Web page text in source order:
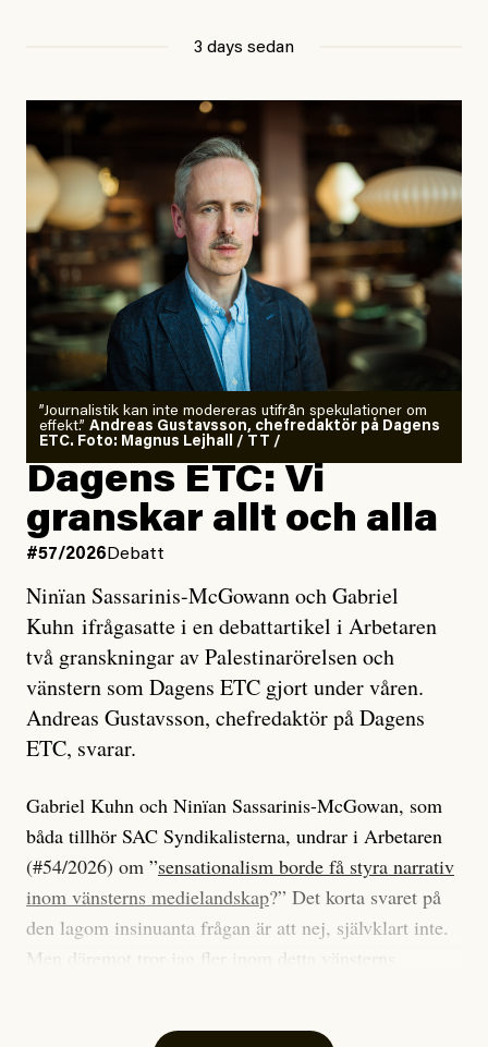
3 days sedan
”Journalistik kan inte modereras utifrån spekulationer om
effekt.” Andreas Gustavsson, chefredaktör på Dagens
ETC. Foto: Magnus Lejhall / TT /
Dagens ETC: Vi
granskar allt och alla
#57/2026 Debatt
Ninïan Sassarinis-McGowann och Gabriel
Kuhn ifrågasatte i en debattartikel i Arbetaren
två granskningar av Palestinarörelsen och
vänstern som Dagens ETC gjort under våren.
Andreas Gustavsson, chefredaktör på Dagens
ETC, svarar.
Gabriel Kuhn och Ninïan Sassarinis-McGowan, som
båda tillhör SAC Syndikalisterna, undrar i Arbetaren
(#54/2026) om ”sensationalism borde få styra narrativ
inom vänsterns medielandskap?” Det korta svaret på
den lagom insinuanta frågan är att nej, självklart inte.
Men däremot tror jag fler inom detta vänsterns